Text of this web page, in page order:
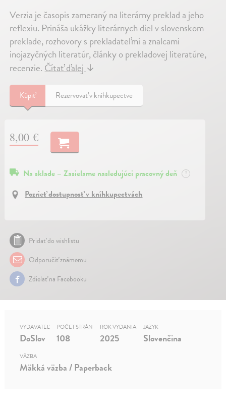
Verzia je časopis zameraný na literárny preklad a jeho
reflexiu. Prináša ukážky literárnych diel v slovenskom
preklade, rozhovory s prekladateľmi a znalcami
inojazyčných literatúr, články o prekladovej literatúre,
recenzie.Čítať ďalej↓
Kúpiť Rezervovať v kníhkupectve
8,00 €
Na sklade – Zasielame nasledujúci pracovný deň ?
Pozrieť dostupnosť v kníhkupectvách
Pridať do wishlistu
Odporučiť známemu
Zdielať na Facebooku
VYDAVATEĽ
DoSlov
POČET STRÁN
108
ROK VYDANIA
2025
JAZYK
Slovenčina
VÄZBA
Mäkká väzba / Paperback